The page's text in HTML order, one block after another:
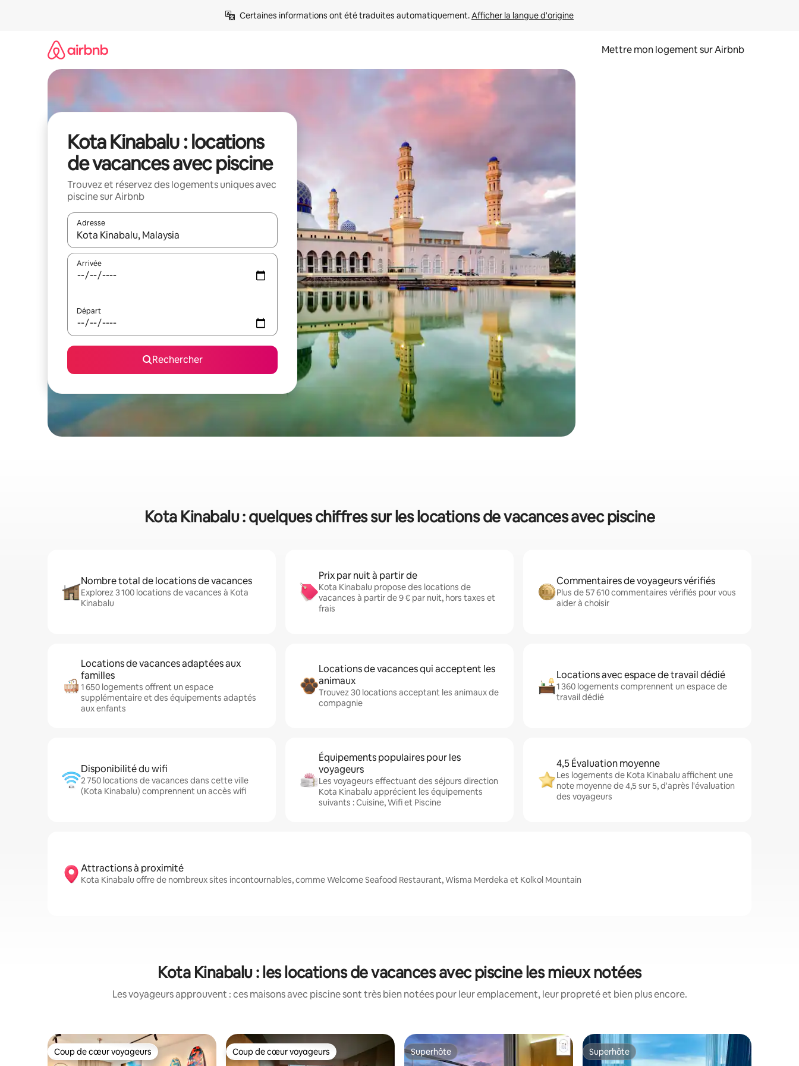
Certaines informations ont été traduites automatiquement. Afficher la langue d'origine
Mettre mon logement sur Airbnb
Kota Kinabalu : locations
de vacances avec piscine
Trouvez et réservez des logements uniques avec
piscine sur Airbnb
Adresse
Lorsque les résultats s'affichent, utilisez les flèches vers le haut et vers le bas pour les parcourir ou en appuyant et en faisant glisser.
Arrivée
Départ
Rechercher
Kota Kinabalu : quelques chiffres sur les locations de vacances avec piscine
Nombre total de locations de vacances
Explorez 3 100 locations de vacances à Kota
Kinabalu
Prix par nuit à partir de
Kota Kinabalu propose des locations de
vacances à partir de 9 € par nuit, hors taxes et
frais
Commentaires de voyageurs vérifiés
Plus de 57 610 commentaires vérifiés pour vous
aider à choisir
Locations de vacances adaptées aux
familles
1 650 logements offrent un espace
supplémentaire et des équipements adaptés
aux enfants
Locations de vacances qui acceptent les
animaux
Trouvez 30 locations acceptant les animaux de
compagnie
Locations avec espace de travail dédié
1 360 logements comprennent un espace de
travail dédié
Disponibilité du wifi
2 750 locations de vacances dans cette ville
(Kota Kinabalu) comprennent un accès wifi
Équipements populaires pour les
voyageurs
Les voyageurs effectuant des séjours direction
Kota Kinabalu apprécient les équipements
suivants : Cuisine, Wifi et Piscine
4,5 Évaluation moyenne
Les logements de Kota Kinabalu affichent une
note moyenne de 4,5 sur 5, d'après l'évaluation
des voyageurs
Attractions à proximité
Kota Kinabalu offre de nombreux sites incontournables, comme Welcome Seafood Restaurant, Wisma Merdeka et Kolkol Mountain
Kota Kinabalu : les locations de vacances avec piscine les mieux notées
Les voyageurs approuvent : ces maisons avec piscine sont très bien notées pour leur emplacement, leur propreté et bien plus encore.
Coup de cœur voyageurs
Coup de cœur voyageurs Coup de cœur voyageurs
Coup de cœur voyageurs Superhôte
Superhôte Superhôte
Superhôte